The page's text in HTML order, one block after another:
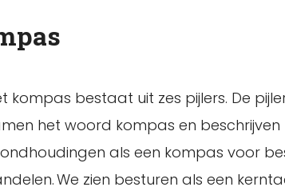
kompas bestaat uit zes pijlers. De
het woord kompas en beschrijven
als een kompas voor
We zien besturen als een